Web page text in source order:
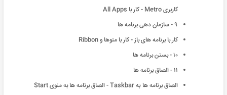
کاربری Metro - کار با All Apps
۹ - سازمان دهی برنامه ها
کار با برنامه های باز - کار با منوها و Ribbon
۱۰ - بستن برنامه ها
۱۱ - الصاق برنامه ها
الصاق برنامه ها به Taskbar - الصاق برنامه ها به منوی Start